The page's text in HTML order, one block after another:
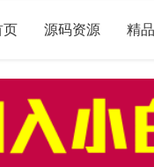
页 源码资源 精